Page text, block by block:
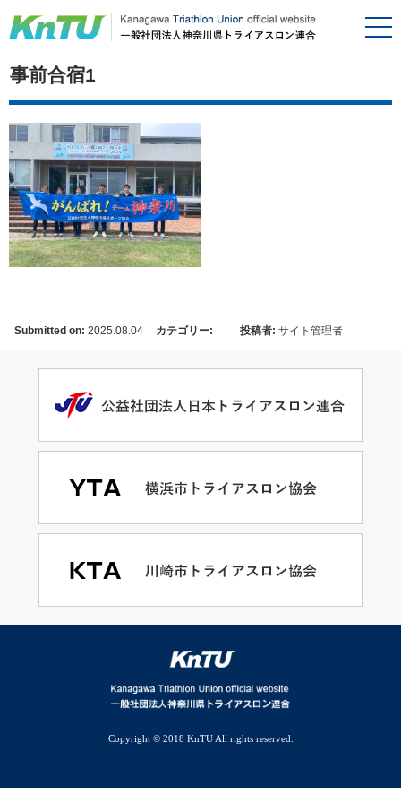
事前合宿1
Submitted on: 2025.08.04 カテゴリー: 投稿者: サイト管理者
Copyright © 2018 KnTU All rights reserved.